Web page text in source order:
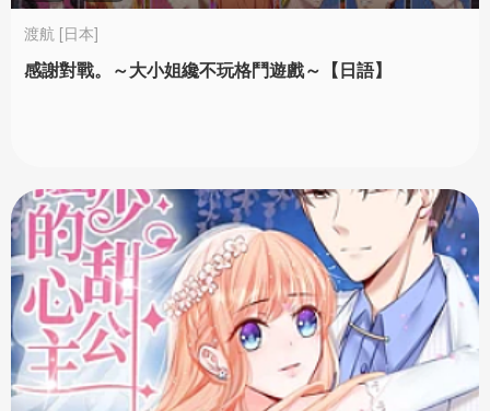
渡航 [日本]
感謝對戰。～大小姐纔不玩格鬥遊戲～【日語】